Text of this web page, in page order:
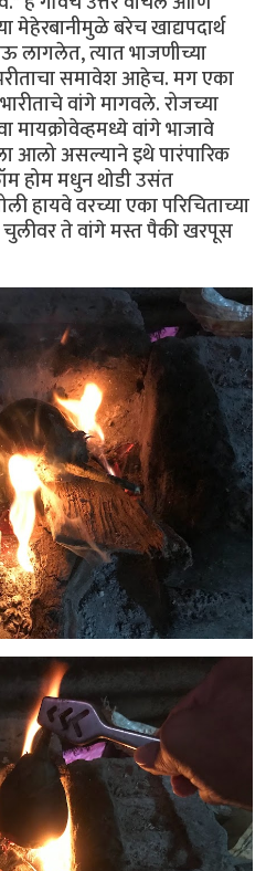
बरेच खाद्यपदार्थ
लागलेत, त्यात भाजणीच्या
समावेश आहेच. मग एका
वांगे मागवले. रोजच्या
मायक्रोवेव्हमध्ये वांगे भाजावे
असल्याने इथे पारंपारिक
होम मधुन थोडी उसंत
हायवे वरच्या एका परिचिताच्या
चुलीवर ते वांगे मस्त पैकी खरपूस